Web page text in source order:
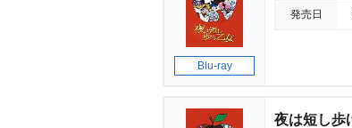
Blu-ray
発売日
夜は短し歩